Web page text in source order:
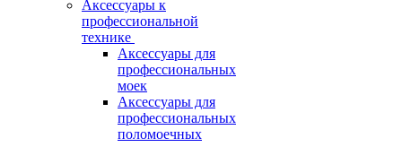
Аксессуары к
профессиональной
технике
Аксессуары для
профессиональных
моек
Аксессуары для
профессиональных
поломоечных